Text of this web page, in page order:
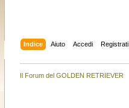
Indice Aiuto Accedi Registrati
Il Forum del GOLDEN RETRIEVER